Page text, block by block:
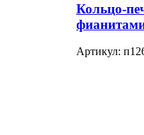
Кольцо-
Артикул: